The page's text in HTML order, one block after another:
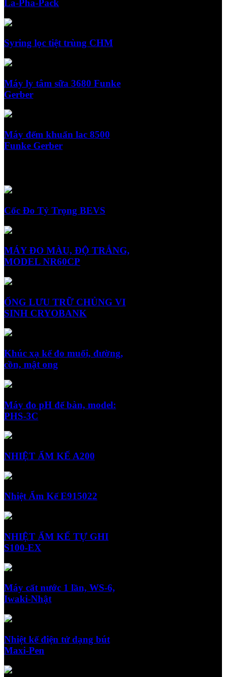
La-Pha-Pack
Syring lọc tiệt trùng CHM
Máy ly tâm sữa 3680 Funke
Gerber
Máy đếm khuẩn lac 8500
Funke Gerber
Cốc Đo Tỷ Trọng BEVS
MÁY ĐO MÀU, ĐỘ TRẮNG,
MODEL NR60CP
ỐNG LƯU TRỮ CHỦNG VI
SINH CRYOBANK
Khúc xạ kế đo muối, đường,
cồn, mật ong
Máy đo pH để bàn, model:
PHS-3C
NHIỆT ẨM KẾ A200
Nhiệt Ẩm Kế E915022
NHIỆT ẨM KẾ TỰ GHI
S100-EX
Máy cất nước 1 lần, WS-6,
Iwaki-Nhật
Nhiệt kế điện tử dạng bút
Maxi-Pen